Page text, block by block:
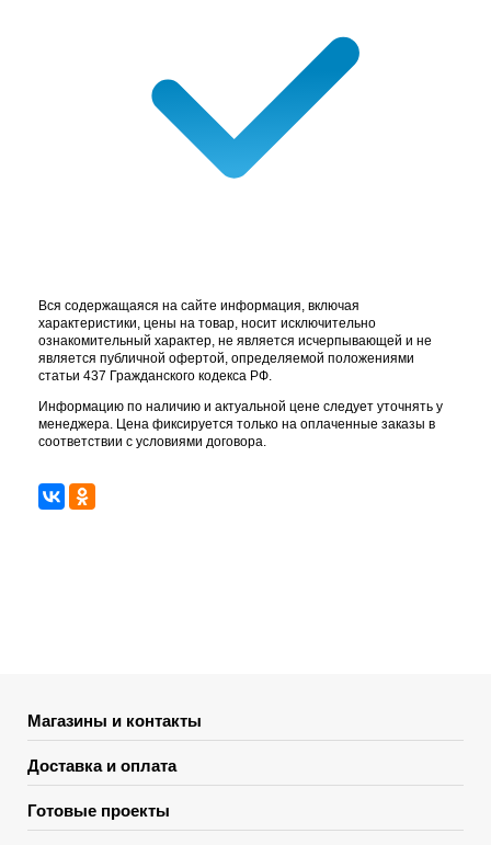
Вся содержащаяся на сайте информация, включая
характеристики, цены на товар, носит исключительно
ознакомительный характер, не является исчерпывающей и не
является публичной офертой, определяемой положениями
статьи 437 Гражданского кодекса РФ.
Информацию по наличию и актуальной цене следует уточнять у
менеджера. Цена фиксируется только на оплаченные заказы в
соответствии с условиями договора.
Магазины и контакты
Доставка и оплата
Готовые проекты